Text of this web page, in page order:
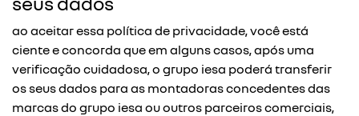
ao aceitar essa política de privacidade, você está
ciente e concorda que em alguns casos, após uma
verificação cuidadosa, o grupo iesa poderá transferir
os seus dados para as montadoras concedentes das
marcas do grupo iesa ou outros parceiros comerciais,